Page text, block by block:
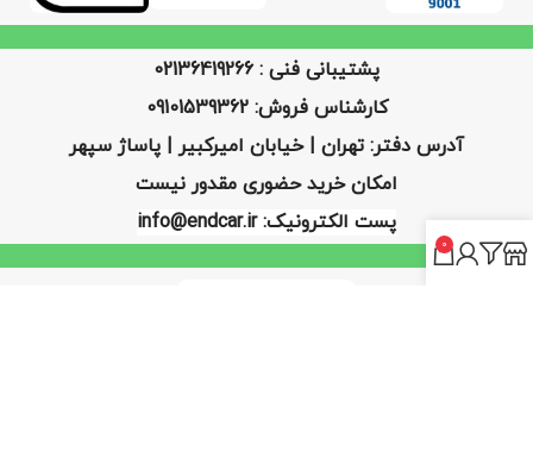
پشتیبانی فنی : 02136419266
کارشناس فروش: 09101539362
آدرس دفتر: تهران | خیابان امیرکبیر | پاساژ سپهر
امکان خرید حضوری مقدور نیست
پست الکترونیک: info@endcar.ir
0